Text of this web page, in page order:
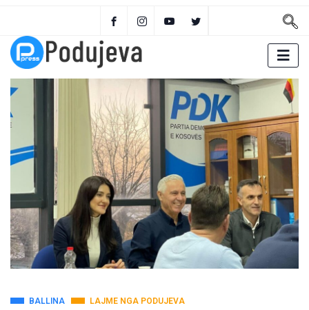
BALLINA LAJME NGA PODUJEVA